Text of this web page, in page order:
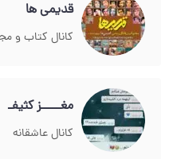
قدیمی ها
کانال کتاب و
مغـــــز کثیفـ
کانال عاشقانه